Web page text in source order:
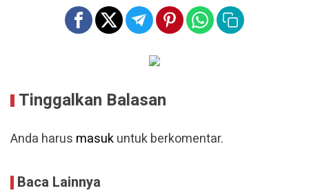
Tinggalkan Balasan
Anda harus masukuntuk berkomentar.
Baca Lainnya